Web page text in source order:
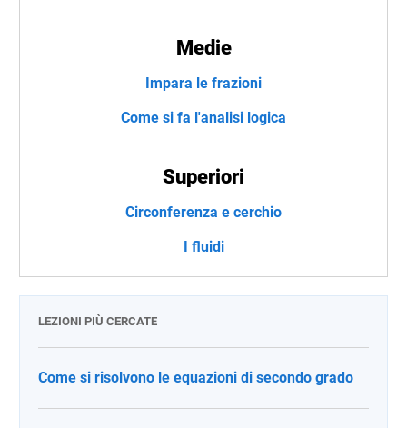
Medie
Impara le frazioni
Come si fa l'analisi logica
Superiori
Circonferenza e cerchio
I fluidi
LEZIONI PIÙ CERCATE
Come si risolvono le equazioni di secondo grado